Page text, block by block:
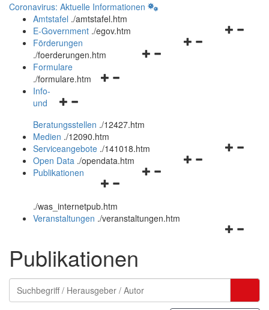
Coronavirus: Aktuelle Informationen
Amtstafel ./amtstafel.htm
Navigationsmenü
E-Government ./egov.htm
Navigationsmenü
Förderungen
./foerderungen.htm
Navigationsmenü
Formulare
./formulare.htm
Navigationsmenü
und
schließen
Info-
und
Beratungsstellen ./12427.htm
Medien ./12090.htm
Navigationsmenü
Serviceangebote ./141018.htm
Navigationsmenü
Open Data ./opendata.htm
Navigationsmenü
und
schließen
Publikationen
./was_internetpub.htm
Veranstaltungen ./veranstaltungen.htm
Publikationen